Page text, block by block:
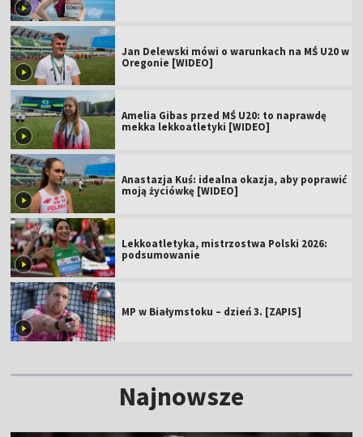
Jan Delewski mówi o warunkach na MŚ U20 w
Oregonie [WIDEO]
Amelia Gibas przed MŚ U20: to naprawdę
mekka lekkoatletyki [WIDEO]
Anastazja Kuś: idealna okazja, aby poprawić
moją życiówkę [WIDEO]
Lekkoatletyka, mistrzostwa Polski 2026:
podsumowanie
MP w Białymstoku – dzień 3. [ZAPIS]
Najnowsze